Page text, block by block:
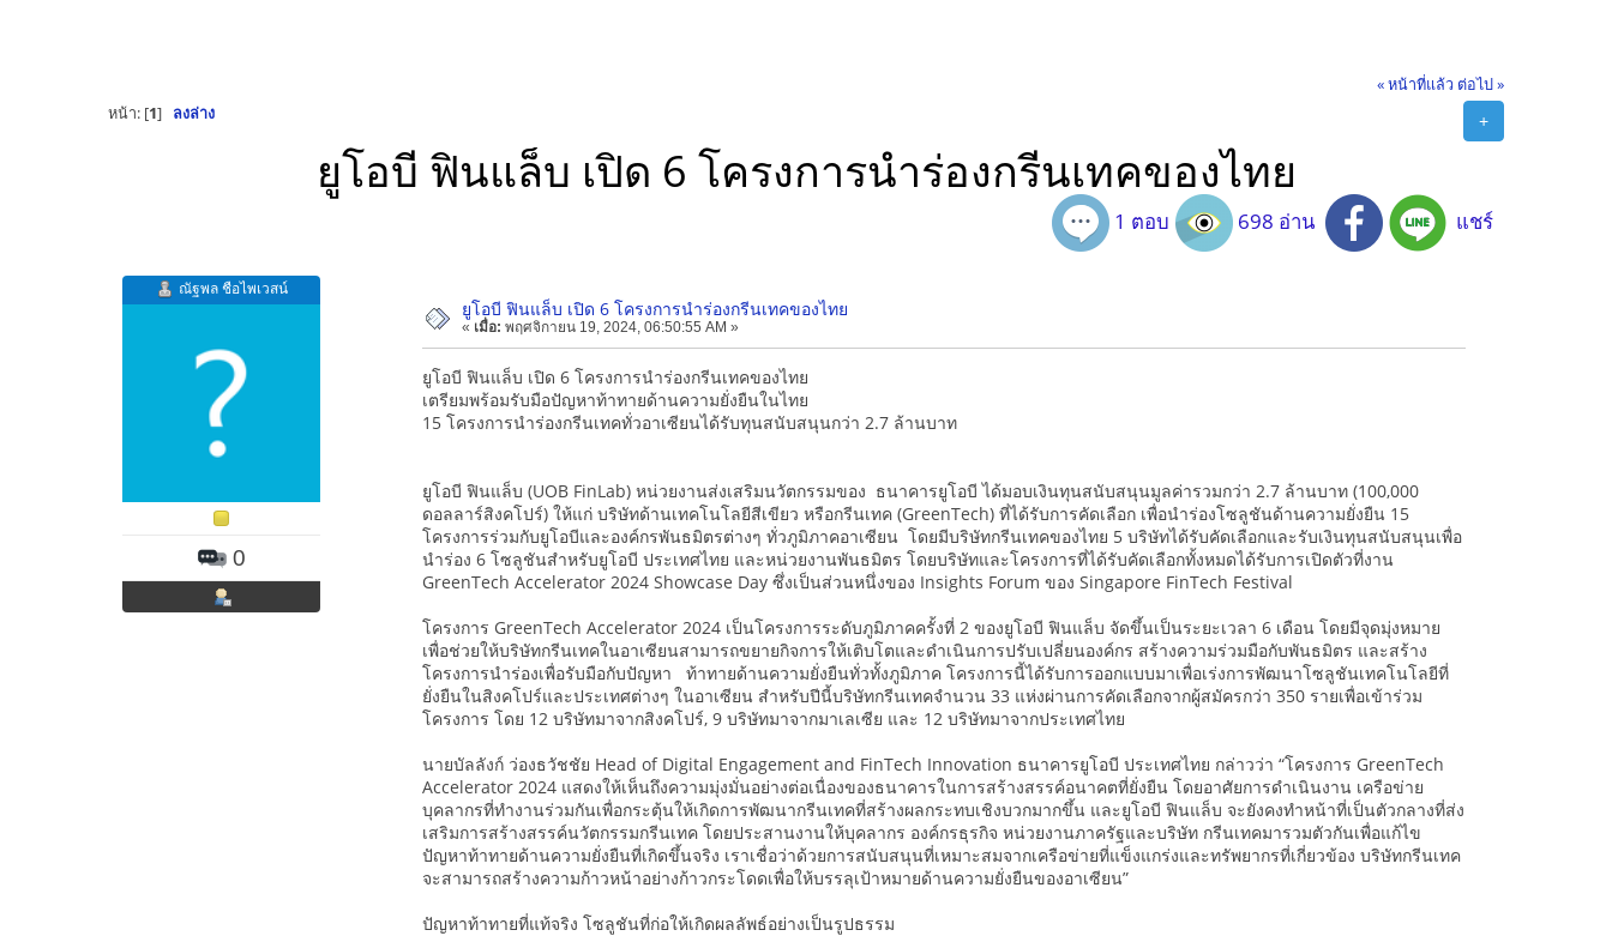
« หน้าที่แล้ว ต่อไป »
+
หน้า: [1] ลงล่าง
ยูโอบี ฟินแล็บ เปิด 6 โครงการนำร่องกรีนเทคของไทย
1 ตอบ 698 อ่าน แชร์
ณัฐพล ชือไพเวสน์
0
ยูโอบี ฟินแล็บ เปิด 6 โครงการนำร่องกรีนเทคของไทย
« เมื่อ: พฤศจิกายน 19, 2024, 06:50:55 AM »
ยูโอบี ฟินแล็บ เปิด 6 โครงการนำร่องกรีนเทคของไทย
เตรียมพร้อมรับมือปัญหาท้าทายด้านความยั่งยืนในไทย
15 โครงการนำร่องกรีนเทคทั่วอาเซียนได้รับทุนสนับสนุนกว่า 2.7 ล้านบาท
ยูโอบี ฟินแล็บ (UOB FinLab) หน่วยงานส่งเสริมนวัตกรรมของ ธนาคารยูโอบี ได้มอบเงินทุนสนับสนุนมูลค่ารวมกว่า 2.7 ล้านบาท (100,000
ดอลลาร์สิงคโปร์) ให้แก่ บริษัทด้านเทคโนโลยีสีเขียว หรือกรีนเทค (GreenTech) ที่ได้รับการคัดเลือก เพื่อนำร่องโซลูชันด้านความยั่งยืน 15
โครงการร่วมกับยูโอบีและองค์กรพันธมิตรต่างๆ ทั่วภูมิภาคอาเซียน โดยมีบริษัทกรีนเทคของไทย 5 บริษัทได้รับคัดเลือกและรับเงินทุนสนับสนุนเพื่อ
นำร่อง 6 โซลูชันสำหรับยูโอบี ประเทศไทย และหน่วยงานพันธมิตร โดยบริษัทและโครงการที่ได้รับคัดเลือกทั้งหมดได้รับการเปิดตัวที่งาน
GreenTech Accelerator 2024 Showcase Day ซึ่งเป็นส่วนหนึ่งของ Insights Forum ของ Singapore FinTech Festival
โครงการ GreenTech Accelerator 2024 เป็นโครงการระดับภูมิภาคครั้งที่ 2 ของยูโอบี ฟินแล็บ จัดขึ้นเป็นระยะเวลา 6 เดือน โดยมีจุดมุ่งหมาย
เพื่อช่วยให้บริษัทกรีนเทคในอาเซียนสามารถขยายกิจการให้เติบโตและดำเนินการปรับเปลี่ยนองค์กร สร้างความร่วมมือกับพันธมิตร และสร้าง
โครงการนำร่องเพื่อรับมือกับปัญหา ท้าทายด้านความยั่งยืนทั่วทั้งภูมิภาค โครงการนี้ได้รับการออกแบบมาเพื่อเร่งการพัฒนาโซลูชันเทคโนโลยีที่
ยั่งยืนในสิงคโปร์และประเทศต่างๆ ในอาเซียน สำหรับปีนี้บริษัทกรีนเทคจำนวน 33 แห่งผ่านการคัดเลือกจากผู้สมัครกว่า 350 รายเพื่อเข้าร่วม
โครงการ โดย 12 บริษัทมาจากสิงคโปร์, 9 บริษัทมาจากมาเลเซีย และ 12 บริษัทมาจากประเทศไทย
นายบัลลังก์ ว่องธวัชชัย Head of Digital Engagement and FinTech Innovation ธนาคารยูโอบี ประเทศไทย กล่าวว่า “โครงการ GreenTech
Accelerator 2024 แสดงให้เห็นถึงความมุ่งมั่นอย่างต่อเนื่องของธนาคารในการสร้างสรรค์อนาคตที่ยั่งยืน โดยอาศัยการดำเนินงาน เครือข่าย
บุคลากรที่ทำงานร่วมกันเพื่อกระตุ้นให้เกิดการพัฒนากรีนเทคที่สร้างผลกระทบเชิงบวกมากขึ้น และยูโอบี ฟินแล็บ จะยังคงทำหน้าที่เป็นตัวกลางที่ส่ง
เสริมการสร้างสรรค์นวัตกรรมกรีนเทค โดยประสานงานให้บุคลากร องค์กรธุรกิจ หน่วยงานภาครัฐและบริษัท กรีนเทคมารวมตัวกันเพื่อแก้ไข
ปัญหาท้าทายด้านความยั่งยืนที่เกิดขึ้นจริง เราเชื่อว่าด้วยการสนับสนุนที่เหมาะสมจากเครือข่ายที่แข็งแกร่งและทรัพยากรที่เกี่ยวข้อง บริษัทกรีนเทค
จะสามารถสร้างความก้าวหน้าอย่างก้าวกระโดดเพื่อให้บรรลุเป้าหมายด้านความยั่งยืนของอาเซียน”
ปัญหาท้าทายที่แท้จริง โซลูชันที่ก่อให้เกิดผลลัพธ์อย่างเป็นรูปธรรม